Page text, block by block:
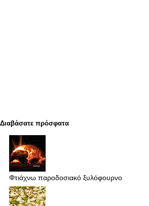
Διαβάσατε πρόσφατα
Φτιάχνω παροδοσιακό ξυλόφουρνο